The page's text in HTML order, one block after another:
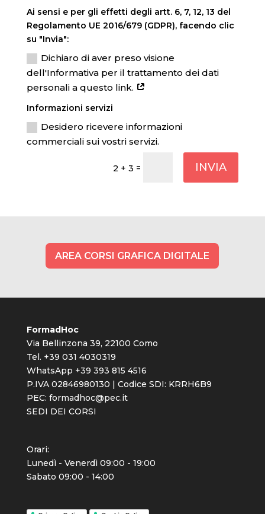
Ai sensi e per gli effetti degli artt. 6, 7, 12, 13 del
Regolamento UE 2016/679 (GDPR), facendo clic
su "Invia":
Dichiaro di aver preso visione
dell'Informativa per il trattamento dei dati
personali a questo link.
Informazioni servizi
Desidero ricevere informazioni
commerciali sui vostri servizi.
2 + 3 = INVIA
AREA CORSI GRAFICA DIGITALE
FormadHoc
Via Bellinzona 39, 22100 Como
Tel. +39 031 4030319
WhatsApp +39 393 815 4516
P.IVA 02846980130 | Codice SDI: KRRH6B9
PEC: formadhoc@pec.it
SEDI DEI CORSI
Orari:
Lunedì - Venerdì 09:00 - 19:00
Sabato 09:00 - 14:00